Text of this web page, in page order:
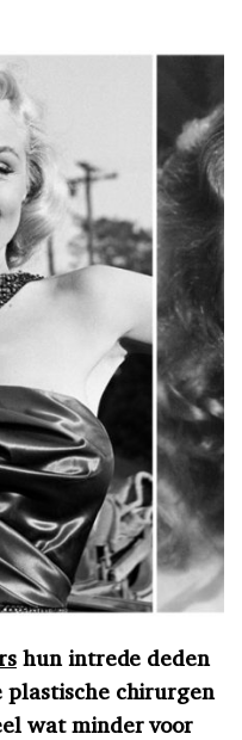
hun intrede deden
plastische chirurgen
wat minder voor